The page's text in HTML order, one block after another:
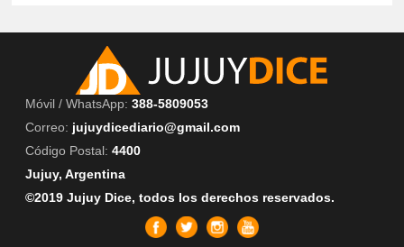
Móvil / WhatsApp: 388-5809053
Correo: jujuydicediario@gmail.com
Código Postal: 4400
Jujuy, Argentina
©2019 Jujuy Dice, todos los derechos reservados.